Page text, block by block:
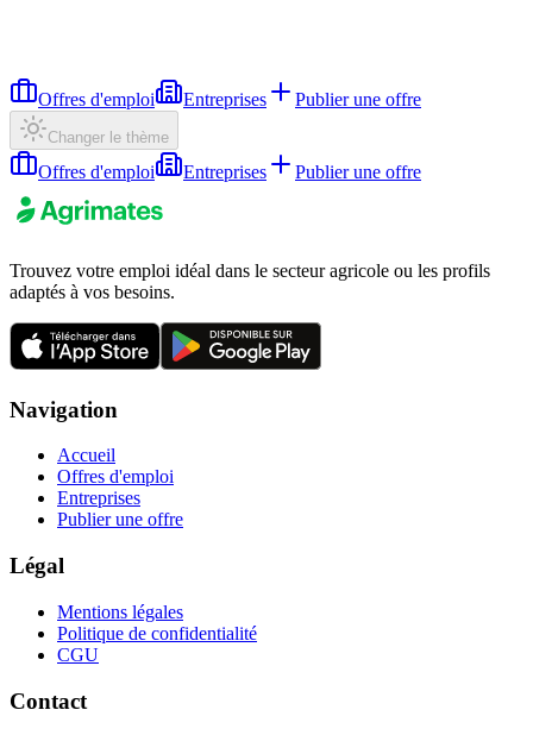
Offres d'emploi Entreprises Publier une offre
Changer le thème
Offres d'emploi Entreprises Publier une offre
Trouvez votre emploi idéal dans le secteur agricole ou les profils
adaptés à vos besoins.
Navigation
Accueil
Offres d'emploi
Entreprises
Publier une offre
Légal
Mentions légales
Politique de confidentialité
CGU
Contact